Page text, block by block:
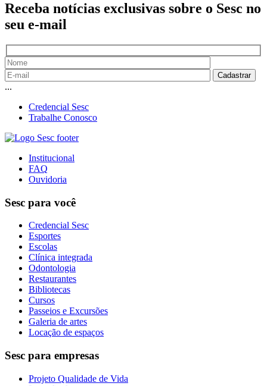
Receba notícias exclusivas sobre o Sesc no
seu e-mail
...
Credencial Sesc
Trabalhe Conosco
Institucional
FAQ
Ouvidoria
Sesc para você
Credencial Sesc
Esportes
Escolas
Clínica integrada
Odontologia
Restaurantes
Bibliotecas
Cursos
Passeios e Excursões
Galeria de artes
Locação de espaços
Sesc para empresas
Projeto Qualidade de Vida